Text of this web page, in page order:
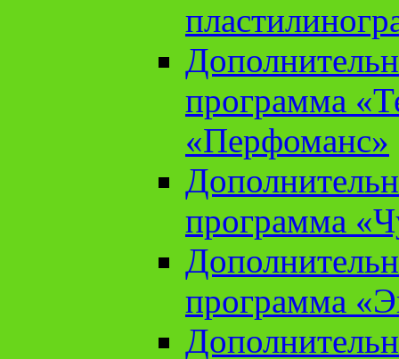
программа
«Перфоманс»
программа
программа